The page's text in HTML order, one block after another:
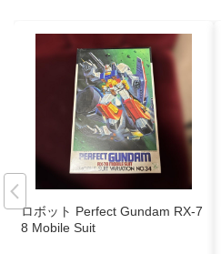
ロボット Perfect Gundam RX-7
8 Mobile Suit